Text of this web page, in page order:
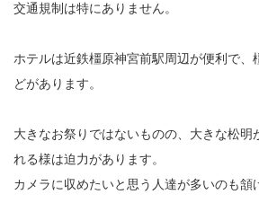
交通規制は特にありません。
ホテルは近鉄橿原神宮前駅周辺が便利で、
どがあります。
大きなお祭りではないものの、大きな松明
れる様は迫力があります。
カメラに収めたいと思う人達が多いのも頷